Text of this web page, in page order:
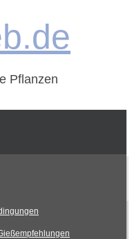
Pflanzen